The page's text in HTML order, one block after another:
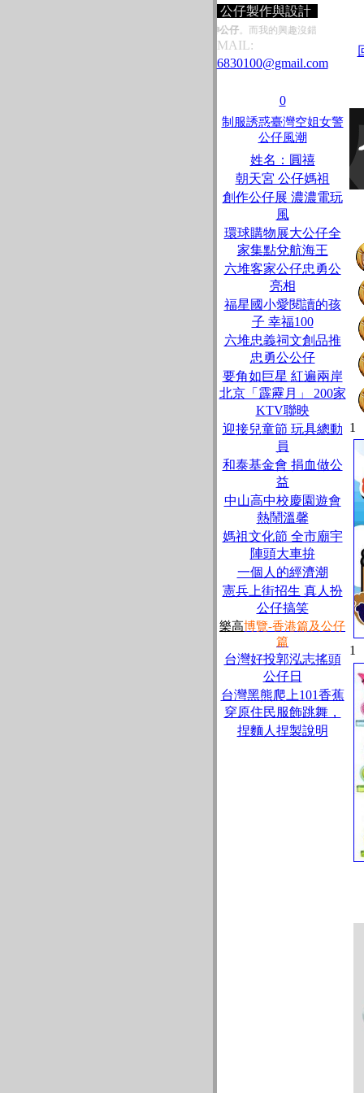
公仔製作與設計
。而我的興趣沒錯，就是公仔而本身我
MAIL:
6830100@gmail.com
0
制服誘惑臺灣空姐女警
公仔風潮
姓名：圓禧
朝天宮 公仔媽祖
創作公仔展 濃濃電玩
風
環球購物展大公仔全
家集點兌航海王
六堆客家公仔忠勇公
亮相
福星國小愛閱讀的孩
子 幸福100
六堆忠義祠文創品推
忠勇公公仔
要角如巨星 紅遍兩岸
北京「霹靂月」 200家
KTV聯映
迎接兒童節 玩具總動
員
和泰基金會 捐血做公
益
中山高中校慶園遊會
熱鬧溫馨
媽祖文化節 全市廟宇
陣頭大車拚
一個人的經濟潮
憲兵上街招生 真人扮
公仔搞笑
樂高博覽-香港篇及公仔
篇
台灣好投郭泓志搖頭
公仔日
台灣黑熊爬上101香蕉
穿原住民服飾跳舞，
捏麵人捏製說明
1
1